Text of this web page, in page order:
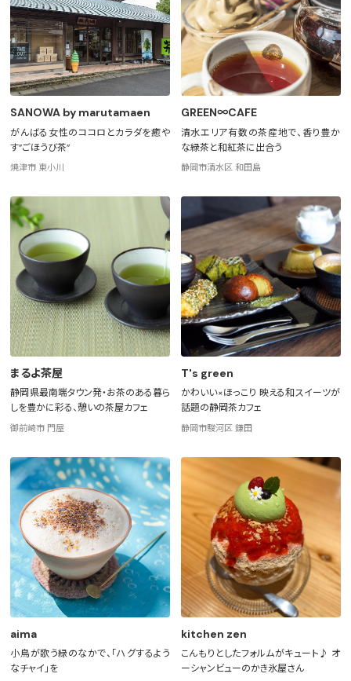
SANOWA by marutamaen
がんばる女性のココロとカラダを癒や
す”ごほうび茶”
焼津市 東小川
GREEN∞CAFE
清水エリア有数の茶産地で、香り豊か
な緑茶と和紅茶に出合う
静岡市清水区 和田島
まるよ茶屋
静岡県最南端タウン発・お茶のある暮ら
しを豊かに彩る、憩いの茶屋カフェ
御前崎市 門屋
T's green
かわいい×ほっこり 映える和スイーツが
話題の静岡茶カフェ
静岡市駿河区 鎌田
aima
小鳥が歌う緑のなかで、「ハグするよう
なチャイ」を
kitchen zen
こんもりとしたフォルムがキュート♪ オ
ーシャンビューのかき氷屋さん